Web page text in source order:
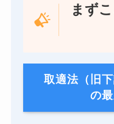
まず
取適法（旧
の